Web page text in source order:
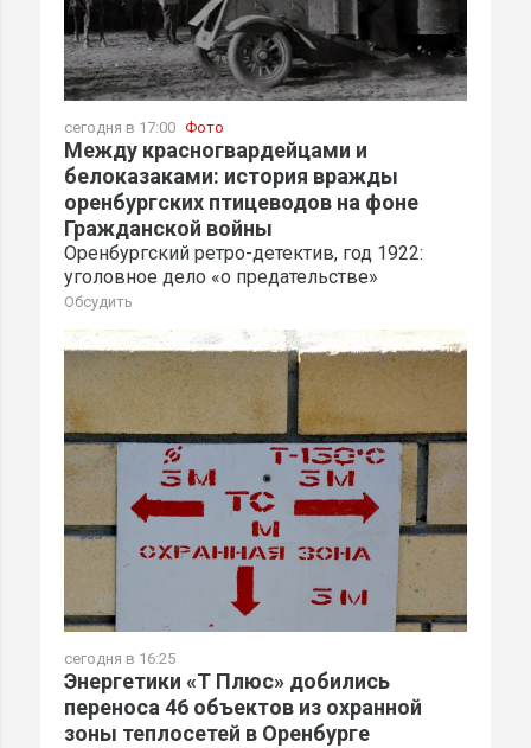
сегодня в 17:00 Фото
Между красногвардейцами и
белоказаками: история вражды
оренбургских птицеводов на фоне
Гражданской войны
Оренбургский ретро-детектив, год 1922:
уголовное дело «о предательстве»
Обсудить
сегодня в 16:25
Энергетики «Т Плюс» добились
переноса 46 объектов из охранной
зоны теплосетей в Оренбурге